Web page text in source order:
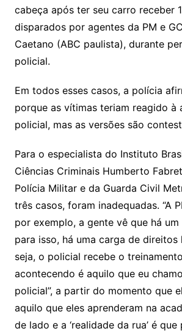
cabeça após ter seu carro receber
disparados por agentes da PM e
Caetano (ABC paulista), durante
policial.
Em todos esses casos, a polícia
porque as vítimas teriam reagido à
policial, mas as versões são
Para o especialista do Instituto
Ciências Criminais Humberto
Polícia Militar e da Guarda Civil
três casos, foram inadequadas. “A
por exemplo, a gente vê que há
para isso, há uma carga de direitos
seja, o policial recebe o
acontecendo é aquilo que eu
policial”, a partir do momento que
aquilo que eles aprenderam na
de lado e a ‘realidade da rua’ é